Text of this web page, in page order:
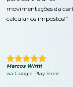
movimentações da
calcular os impostos!”
Marcos Wirtti
via Google Play Store